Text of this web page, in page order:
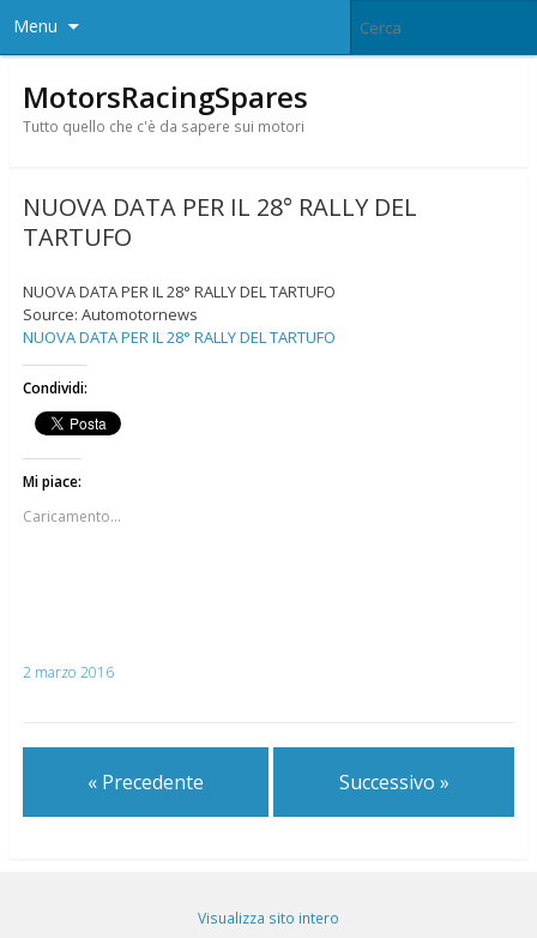
Menu
MotorsRacingSpares
Tutto quello che c'è da sapere sui motori
NUOVA DATA PER IL 28° RALLY DEL
TARTUFO
NUOVA DATA PER IL 28° RALLY DEL TARTUFO
Source: Automotornews
NUOVA DATA PER IL 28° RALLY DEL TARTUFO
Condividi:
Mi piace:
Caricamento...
2 marzo 2016
« Precedente Successivo »
Visualizza sito intero